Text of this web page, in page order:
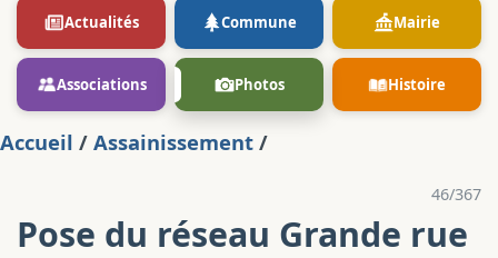
Actualités Commune Mairie
Associations Photos Histoire
Accueil / Assainissement /
46/367
Pose du réseau Grande rue